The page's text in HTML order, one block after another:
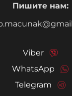
Пишите нам:
Viber
WhatsApp
Telegram